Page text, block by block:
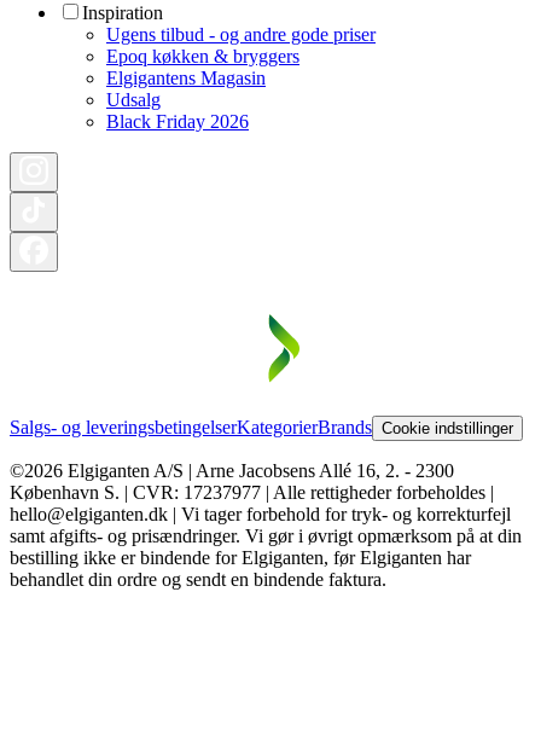
Inspiration
Ugens tilbud - og andre gode priser
Epoq køkken & bryggers
Elgigantens Magasin
Udsalg
Black Friday 2026
Salgs- og leveringsbetingelserKategorierBrands Cookie indstillinger
©2026 Elgiganten A/S | Arne Jacobsens Allé 16, 2. - 2300
København S. | CVR: 17237977 | Alle rettigheder forbeholdes |
hello@elgiganten.dk | Vi tager forbehold for tryk- og korrekturfejl
samt afgifts- og prisændringer. Vi gør i øvrigt opmærksom på at din
bestilling ikke er bindende for Elgiganten, før Elgiganten har
behandlet din ordre og sendt en bindende faktura.